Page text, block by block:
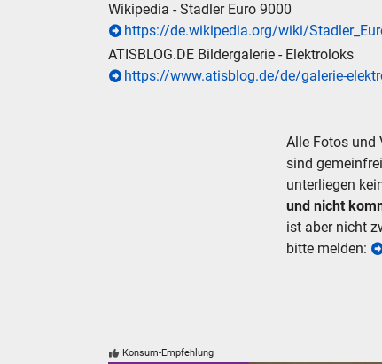
Wikipedia - Stadler Euro 9000
https://de.wikipedia.org/wiki/
ATISBLOG.DE Bildergalerie - Elektroloks
https://www.atisblog.de/de/galerie-
Alle Fotos und
sind
unterliegen
und nicht
ist aber nicht
bitte melden:
Konsum-Empfehlung